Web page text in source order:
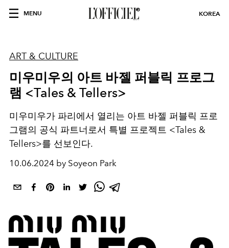
MENU KOREA
ART & CULTURE
미우미우의 아트 바젤 퍼블릭 프로그
램 <Tales & Tellers>
미우미우가 파리에서 열리는 아트 바젤 퍼블릭 프로
그램의 공식 파트너로서 특별 프로젝트 <Tales &
Tellers>를 선보인다.
10.06.2024 by Soyeon Park